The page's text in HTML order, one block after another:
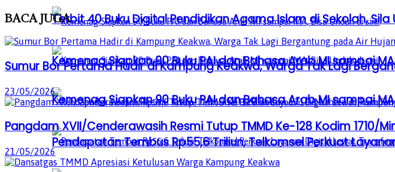
Kemenag Siapkan 90 Buku PAI dan Bahasa Arab MI sampai
Pendapatan Tembus Rp55,6 Triliun, Telkomsel Perkuat
Terbit 40 Buku Digital Pendidikan Agama Islam di Sekolah, Sila
Kemenag Siapkan 90 Buku PAI dan Bahasa Arab MI sampai
BACAJUGA
Sumur Bor Pertama Hadir di Kampung Keakwa, Warga Tak Lagi
23/05/2026
Pangdam XVII/Cenderawasih Resmi Tutup TMMD Ke-128 Kodim 1710/
21/05/2026